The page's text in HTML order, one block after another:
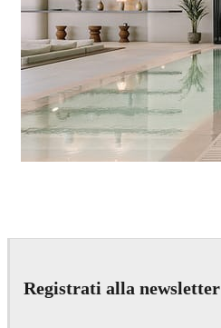
Registrati alla newsletter